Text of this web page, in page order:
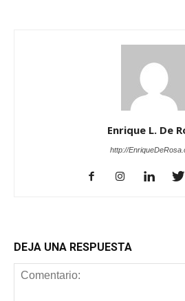
Enrique L. De
http://
DEJA UNA RESPUESTA